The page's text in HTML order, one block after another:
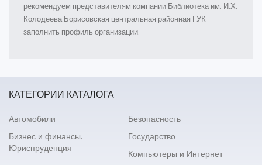
рекомендуем представителям компании Библиотека им. И.Х.
Колодеева Борисовская центральная районная ГУК
заполнить профиль организации.
КАТЕГОРИИ КАТАЛОГА
Автомобили
Безопасность
Бизнес и финансы.
Юриспруденция
Государство
Компьютеры и Интернет